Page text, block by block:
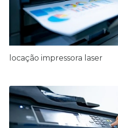
locação impressora laser